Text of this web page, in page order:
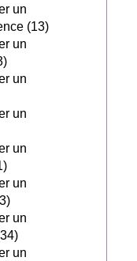
un
(13)
un
un
un
un
un
un
un